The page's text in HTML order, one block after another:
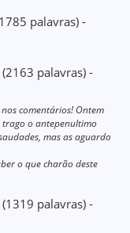
palavras) -
palavras) -
comentários! Ontem
o antepenultimo
mas as aguardo
o que charão deste
palavras) -